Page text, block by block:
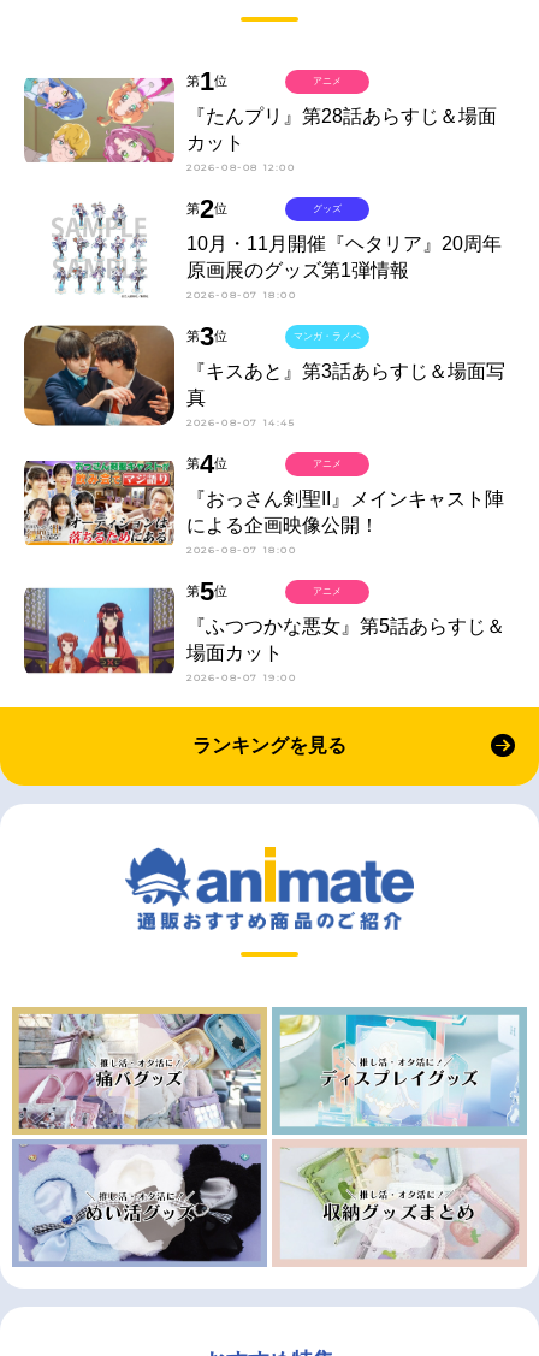
第1位
『たんプリ』第28話あらすじ＆場面
カット
2026-08-08 12:00
アニメ
第2位
10月・11月開催『ヘタリア』20周年
原画展のグッズ第1弾情報
2026-08-07 18:00
グッズ
第3位
『キスあと』第3話あらすじ＆場面写
真
2026-08-07 14:45
マンガ・ラノベ
第4位
『おっさん剣聖II』メインキャスト陣
による企画映像公開！
2026-08-07 18:00
アニメ
第5位
『ふつつかな悪女』第5話あらすじ＆
場面カット
2026-08-07 19:00
アニメ
ランキングを見る